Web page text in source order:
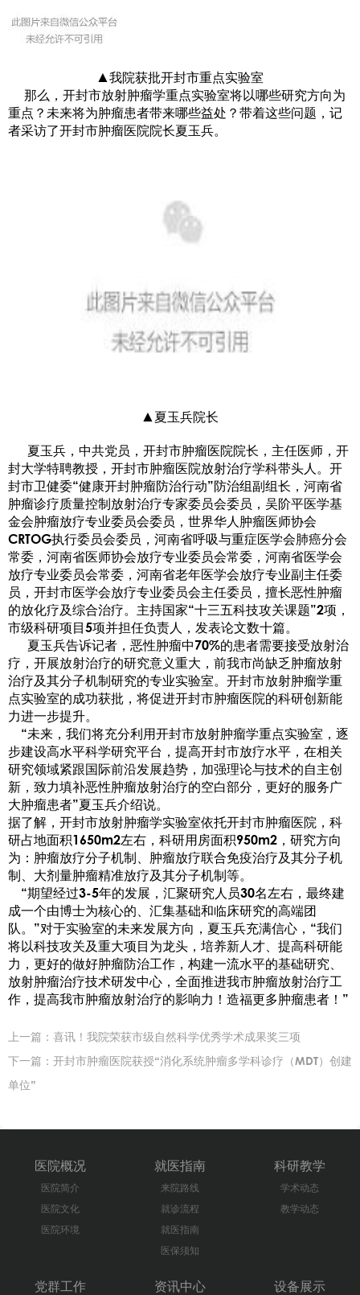
▲我院获批开封市重点实验室
那么，开封市放射肿瘤学重点实验室将以哪些研究方向为
重点？未来将为肿瘤患者带来哪些益处？带着这些问题，记
者采访了开封市肿瘤医院院长夏玉兵。
▲夏玉兵院长
夏玉兵，中共党员，开封市肿瘤医院院长，主任医师，开
封大学特聘教授，开封市肿瘤医院放射治疗学科带头人。开
封市卫健委“健康开封肿瘤防治行动”防治组副组长，河南省
肿瘤诊疗质量控制放射治疗专家委员会委员，吴阶平医学基
金会肿瘤放疗专业委员会委员，世界华人肿瘤医师协会
CRTOG执行委员会委员，河南省呼吸与重症医学会肺癌分会
常委，河南省医师协会放疗专业委员会常委，河南省医学会
放疗专业委员会常委，河南省老年医学会放疗专业副主任委
员，开封市医学会放疗专业委员会主任委员，擅长恶性肿瘤
的放化疗及综合治疗。主持国家“十三五科技攻关课题”2项，
市级科研项目5项并担任负责人，发表论文数十篇。
夏玉兵告诉记者，恶性肿瘤中70%的患者需要接受放射治
疗，开展放射治疗的研究意义重大，前我市尚缺乏肿瘤放射
治疗及其分子机制研究的专业实验室。开封市放射肿瘤学重
点实验室的成功获批，将促进开封市肿瘤医院的科研创新能
力进一步提升。
“未来，我们将充分利用开封市放射肿瘤学重点实验室，逐
步建设高水平科学研究平台，提高开封市放疗水平，在相关
研究领域紧跟国际前沿发展趋势，加强理论与技术的自主创
新，致力填补恶性肿瘤放射治疗的空白部分，更好的服务广
大肿瘤患者”夏玉兵介绍说。
据了解，开封市放射肿瘤学实验室依托开封市肿瘤医院，科
研占地面积1650m2左右，科研用房面积950m2，研究方向
为：肿瘤放疗分子机制、肿瘤放疗联合免疫治疗及其分子机
制、大剂量肿瘤精准放疗及其分子机制等。
“期望经过3-5年的发展，汇聚研究人员30名左右，最终建
成一个由博士为核心的、汇集基础和临床研究的高端团
队。”对于实验室的未来发展方向，夏玉兵充满信心，“我们
将以科技攻关及重大项目为龙头，培养新人才、提高科研能
力，更好的做好肿瘤防治工作，构建一流水平的基础研究、
放射肿瘤治疗技术研发中心，全面推进我市肿瘤放射治疗工
作，提高我市肿瘤放射治疗的影响力！造福更多肿瘤患者！”
上一篇： 喜讯！我院荣获市级自然科学优秀学术成果奖三项
下一篇： 开封市肿瘤医院获授“消化系统肿瘤多学科诊疗（MDT）创建
单位”
医院概况
医院简介
医院文化
医院环境
就医指南
来院路线
就诊流程
就医指南
医保须知
科研教学
学术动态
教学动态
党群工作 资讯中心 设备展示